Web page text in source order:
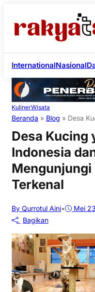
InternationalNasional
KulinerWisata
Beranda » Blog » Desa
Desa Kucing
Indonesia
Terkenal
By Qurrotul Aini• Mei
Bagikan